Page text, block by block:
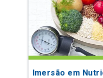
Imersão em